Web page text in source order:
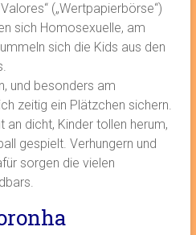
(„Wertpapierbörse“)
sich Homosexuelle, am
sich die Kids aus den
und besonders am
zeitig ein Plätzchen sichern.
an dicht, Kinder tollen herum,
gespielt. Verhungern und
sorgen die vielen